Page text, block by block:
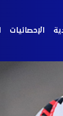
الإحصائيات